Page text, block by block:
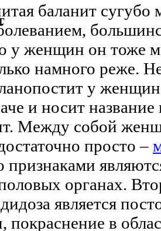
баланит сугубо
у женщин он тоже
намного реже.
у
и носит
Между собой
просто –
признаками
органах.
является
покраснение в